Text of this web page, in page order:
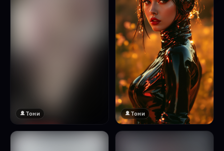
🔞 18+
Тони Тони